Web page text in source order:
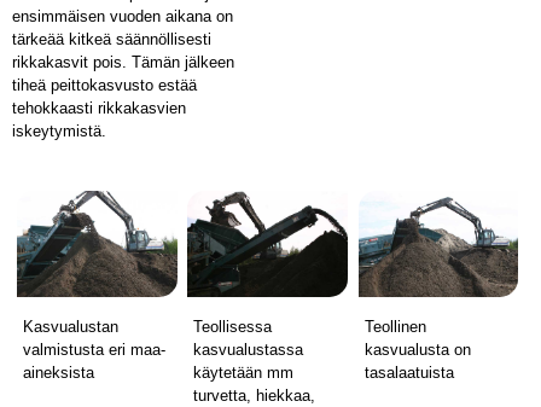
ensimmäisen vuoden aikana on
tärkeää kitkeä säännöllisesti
rikkakasvit pois. Tämän jälkeen
tiheä peittokasvusto estää
tehokkaasti rikkakasvien
iskeytymistä.
Kasvualustan
valmistusta eri maa-
aineksista
Teollisessa
kasvualustassa
käytetään mm
turvetta, hiekkaa,
Teollinen
kasvualusta on
tasalaatuista